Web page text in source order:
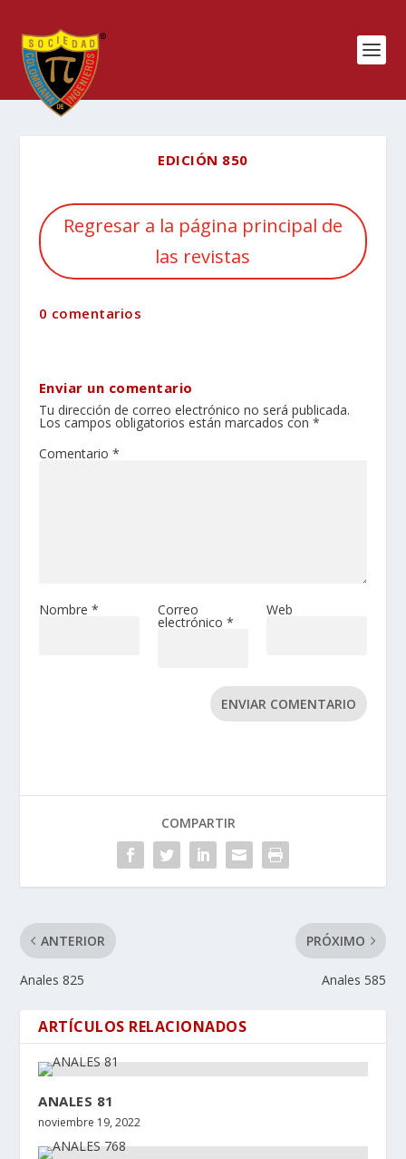
EDICIÓN 850
Regresar a la página principal de
las revistas
0 comentarios
Enviar un comentario
Tu dirección de correo electrónico no será publicada.
Los campos obligatorios están marcados con *
Comentario *
Nombre * Correo
electrónico *
Web
ENVIAR COMENTARIO
COMPARTIR
ANTERIOR
Anales 825
PRÓXIMO
Anales 585
ARTÍCULOS RELACIONADOS
ANALES 81
noviembre 19, 2022